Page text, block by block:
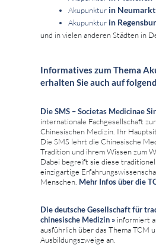
Akupunktur in Neumarkt
Akupunktur in
und in vielen anderen Städten in
Informatives zum Thema
erhalten Sie auch auf
Die SMS – Societas Medicinae
internationale Fachgesellschaft
Chinesischen Medizin. Ihr
Die SMS lehrt die Chinesische
Tradition und ihrem Wissen zum
Dabei begreift sie diese
einzigartige
Menschen. Mehr Infos über die
Die deutsche Gesellschaft für
chinesische Medizin » informiert
ausführlich über das Thema TCM
Ausbildungszweige an.